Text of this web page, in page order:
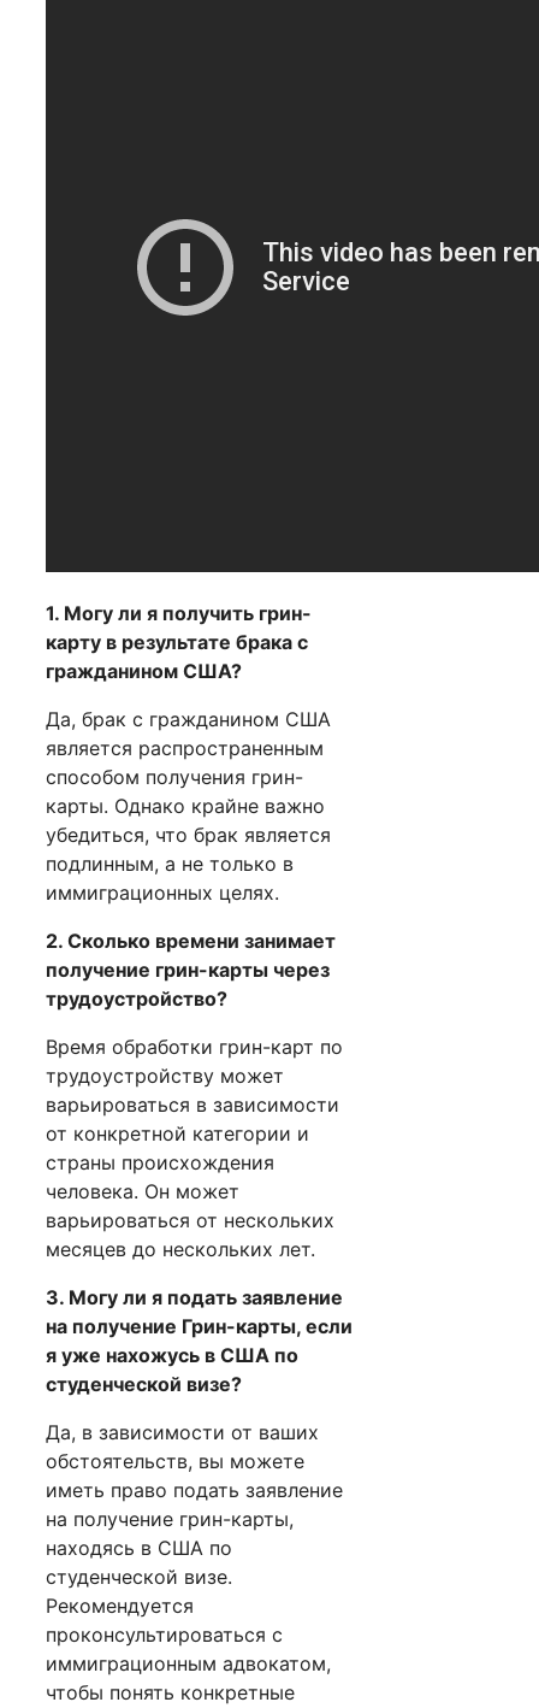
1. Могу ли я получить грин-
карту в результате брака с
гражданином США?
Да, брак с гражданином США
является распространенным
способом получения грин-
карты. Однако крайне важно
убедиться, что брак является
подлинным, а не только в
иммиграционных целях.
2. Сколько времени занимает
получение грин-карты через
трудоустройство?
Время обработки грин-карт по
трудоустройству может
варьироваться в зависимости
от конкретной категории и
страны происхождения
человека. Он может
варьироваться от нескольких
месяцев до нескольких лет.
3. Могу ли я подать заявление
на получение Грин-карты, если
я уже нахожусь в США по
студенческой визе?
Да, в зависимости от ваших
обстоятельств, вы можете
иметь право подать заявление
на получение грин-карты,
находясь в США по
студенческой визе.
Рекомендуется
проконсультироваться с
иммиграционным адвокатом,
чтобы понять конкретные